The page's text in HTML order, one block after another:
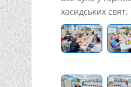
хасидських свят.